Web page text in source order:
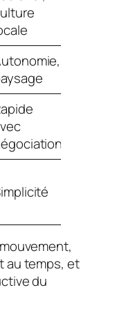
au temps, et
du